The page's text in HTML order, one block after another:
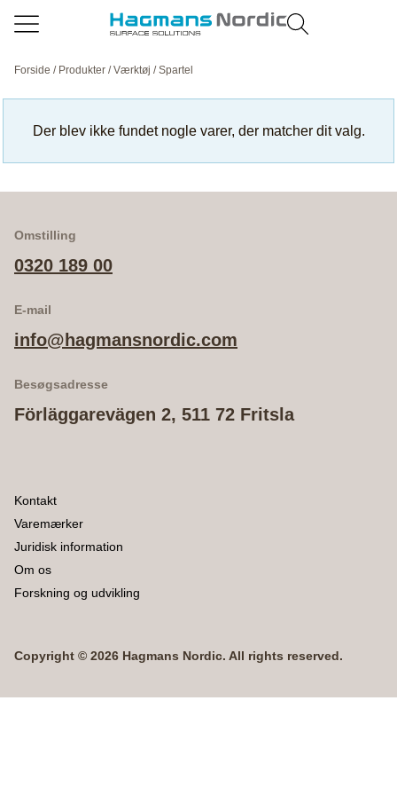
Forside / Produkter /Værktøj / Spartel
Der blev ikke fundet nogle varer, der matcher dit valg.
Omstilling
0320 189 00
E-mail
info@hagmansnordic.com
Besøgsadresse
Förläggarevägen 2, 511 72 Fritsla
Kontakt
Varemærker
Juridisk information
Om os
Forskning og udvikling
Copyright © 2026 Hagmans Nordic. All rights reserved.